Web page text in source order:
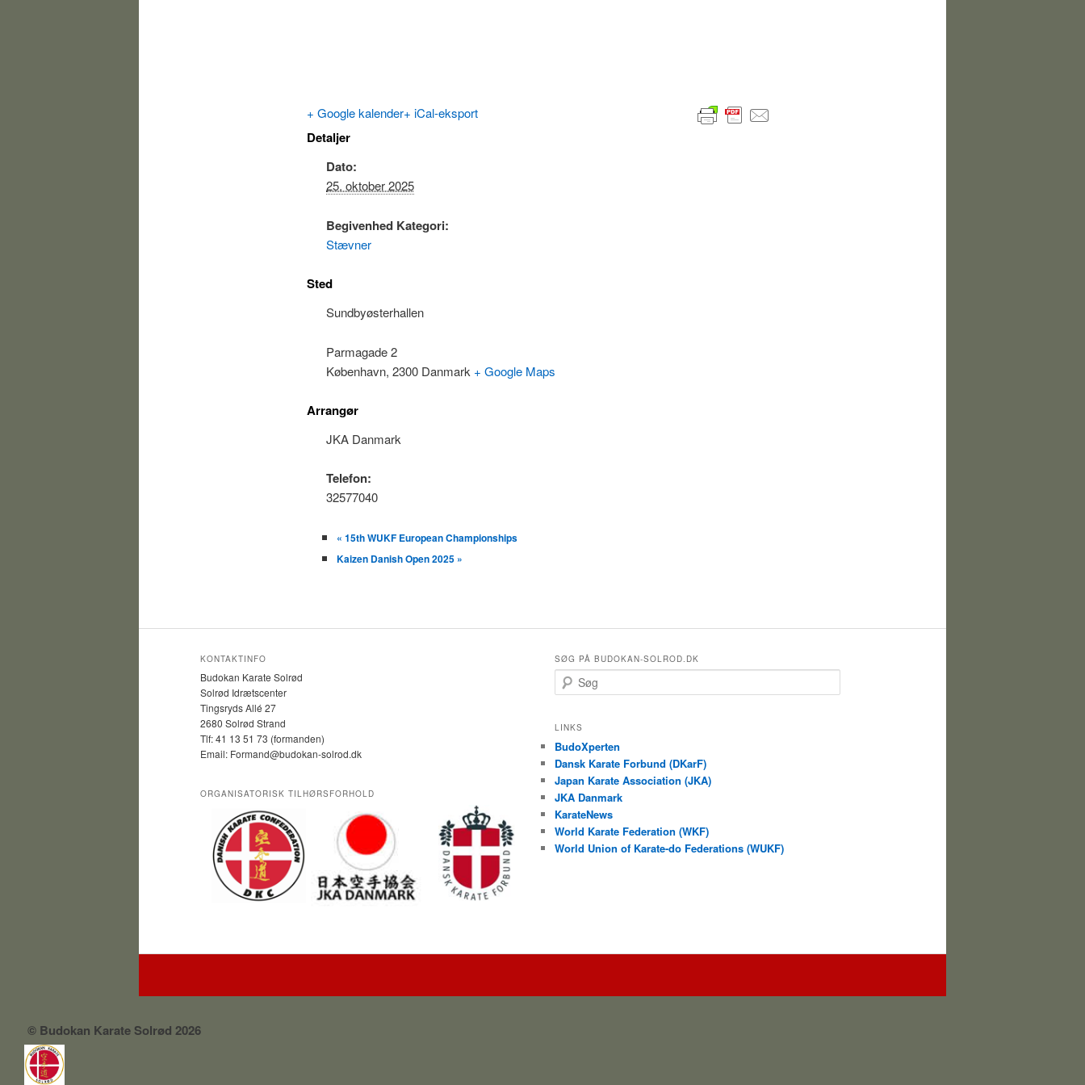
+ Google kalender+ iCal-eksport
Detaljer
Dato:
25. oktober 2025
Begivenhed Kategori:
Stævner
Sted
Sundbyøsterhallen
Parmagade 2
København, 2300 Danmark + Google Maps
Arrangør
JKA Danmark
Telefon:
32577040
« 15th WUKF European Championships
Kaizen Danish Open 2025 »
KONTAKTINFO
Budokan Karate Solrød
Solrød Idrætscenter
Tingsryds Allé 27
2680 Solrød Strand
Tlf: 41 13 51 73 (formanden)
Email: Formand@budokan-solrod.dk
ORGANISATORISK TILHØRSFORHOLD
SØG PÅ BUDOKAN-SOLROD.DK
ø
LINKS
BudoXperten
Dansk Karate Forbund (DKarF)
Japan Karate Association (JKA)
JKA Danmark
KarateNews
World Karate Federation (WKF)
World Union of Karate-do Federations (WUKF)
© Budokan Karate Solrød 2026